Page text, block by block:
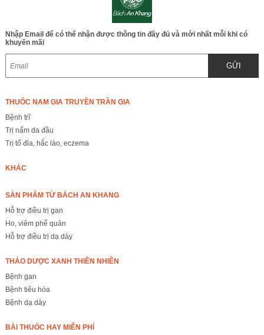
Nhập Email để có thể nhận được thông tin đầy đủ và mới nhất mỗi khi có
khuyến mãi
GỬI
THUỐC NAM GIA TRUYỀN TRẦN GIA
Bệnh trĩ
Trị nấm da đầu
Trị tổ đỉa, hắc lào, eczema
KHÁC
SẢN PHẨM TỪ BÁCH AN KHANG
Hỗ trợ điều trị gan
Ho, viêm phế quản
Hỗ trợ điều trị dạ dày
THẢO DƯỢC XANH THIÊN NHIÊN
Bệnh gan
Bệnh tiêu hóa
Bệnh dạ dày
BÀI THUỐC HAY MIỄN PHÍ